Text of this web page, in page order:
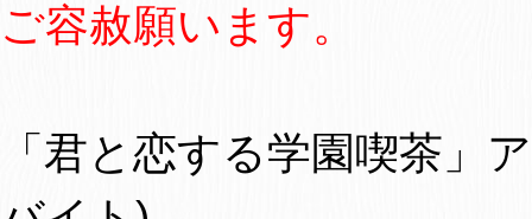
ご容赦願います。
「君と恋する学園喫茶」